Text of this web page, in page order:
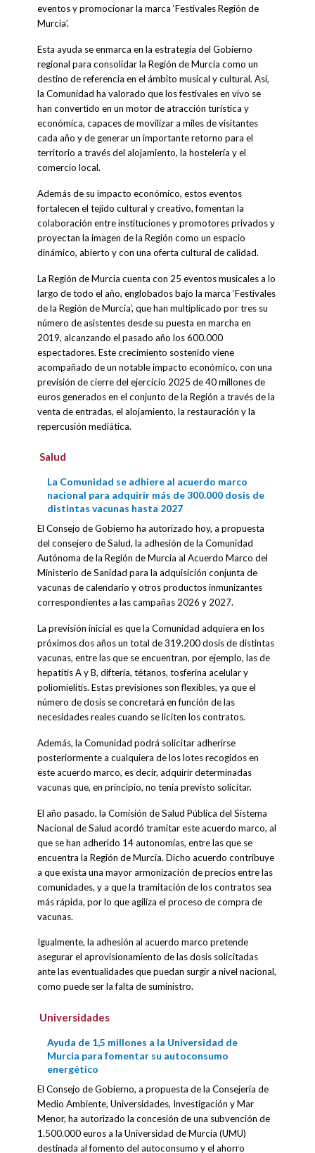
eventos y promocionar la marca ‘Festivales Región de
Murcia’.
Esta ayuda se enmarca en la estrategia del Gobierno
regional para consolidar la Región de Murcia como un
destino de referencia en el ámbito musical y cultural. Así,
la Comunidad ha valorado que los festivales en vivo se
han convertido en un motor de atracción turística y
económica, capaces de movilizar a miles de visitantes
cada año y de generar un importante retorno para el
territorio a través del alojamiento, la hostelería y el
comercio local.
Además de su impacto económico, estos eventos
fortalecen el tejido cultural y creativo, fomentan la
colaboración entre instituciones y promotores privados y
proyectan la imagen de la Región como un espacio
dinámico, abierto y con una oferta cultural de calidad.
La Región de Murcia cuenta con 25 eventos musicales a lo
largo de todo el año, englobados bajo la marca ‘Festivales
de la Región de Murcia’, que han multiplicado por tres su
número de asistentes desde su puesta en marcha en
2019, alcanzando el pasado año los 600.000
espectadores. Este crecimiento sostenido viene
acompañado de un notable impacto económico, con una
previsión de cierre del ejercicio 2025 de 40 millones de
euros generados en el conjunto de la Región a través de la
venta de entradas, el alojamiento, la restauración y la
repercusión mediática.
Salud
La Comunidad se adhiere al acuerdo marco
nacional para adquirir más de 300.000 dosis de
distintas vacunas hasta 2027
El Consejo de Gobierno ha autorizado hoy, a propuesta
del consejero de Salud, la adhesión de la Comunidad
Autónoma de la Región de Murcia al Acuerdo Marco del
Ministerio de Sanidad para la adquisición conjunta de
vacunas de calendario y otros productos inmunizantes
correspondientes a las campañas 2026 y 2027.
La previsión inicial es que la Comunidad adquiera en los
próximos dos años un total de 319.200 dosis de distintas
vacunas, entre las que se encuentran, por ejemplo, las de
hepatitis A y B, difteria, tétanos, tosferina acelular y
poliomielitis. Estas previsiones son flexibles, ya que el
número de dosis se concretará en función de las
necesidades reales cuando se liciten los contratos.
Además, la Comunidad podrá solicitar adherirse
posteriormente a cualquiera de los lotes recogidos en
este acuerdo marco, es decir, adquirir determinadas
vacunas que, en principio, no tenía previsto solicitar.
El año pasado, la Comisión de Salud Pública del Sistema
Nacional de Salud acordó tramitar este acuerdo marco, al
que se han adherido 14 autonomías, entre las que se
encuentra la Región de Murcia. Dicho acuerdo contribuye
a que exista una mayor armonización de precios entre las
comunidades, y a que la tramitación de los contratos sea
más rápida, por lo que agiliza el proceso de compra de
vacunas.
Igualmente, la adhesión al acuerdo marco pretende
asegurar el aprovisionamiento de las dosis solicitadas
ante las eventualidades que puedan surgir a nivel nacional,
como puede ser la falta de suministro.
Universidades
Ayuda de 1,5 millones a la Universidad de
Murcia para fomentar su autoconsumo
energético
El Consejo de Gobierno, a propuesta de la Consejería de
Medio Ambiente, Universidades, Investigación y Mar
Menor, ha autorizado la concesión de una subvención de
1.500.000 euros a la Universidad de Murcia (UMU)
destinada al fomento del autoconsumo y el ahorro